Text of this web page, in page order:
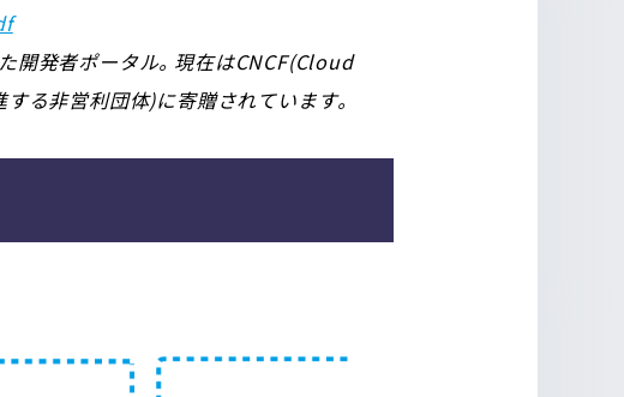
開発者ポータル。現在はCNCF(Cloud
非営利団体)に寄贈されています。